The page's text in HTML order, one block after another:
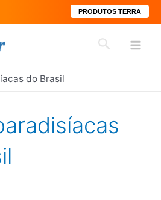
PRODUTOS TERRA
Pesquisar
do Brasil